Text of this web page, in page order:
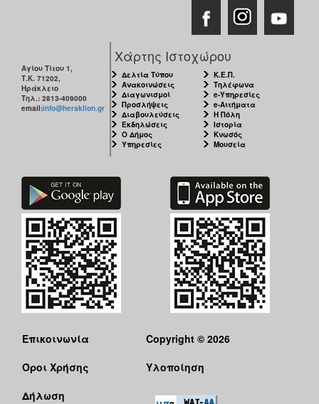
Αγίου Τίτου 1,
Τ.Κ. 71202,
Ηράκλειο
Τηλ.: 2813-409000
email:info@heraklion.gr
Χάρτης Ιστοχώρου
Δελτία Τύπου
Ανακοινώσεις
Διαγωνισμοί
Προσλήψεις
Διαβουλεύσεις
Εκδηλώσεις
Ο Δήμος
Υπηρεσίες
Κ.Ε.Π.
Τηλέφωνα
e-Υπηρεσίες
e-Αιτήματα
Η Πόλη
Ιστορία
Κνωσός
Μουσεία
Επικοινωνία
Όροι Χρήσης
Δήλωση
Copyright © 2026
Υλοποίηση